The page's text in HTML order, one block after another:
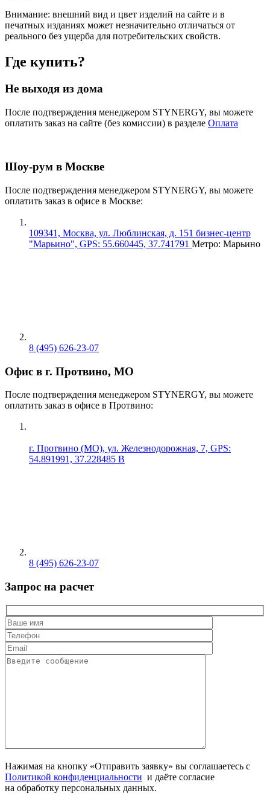
Внимание: внешний вид и цвет изделий на сайте и в
печатных изданиях может незначительно отличаться от
реального без ущерба для потребительских свойств.
Где купить?
Не выходя из дома
После подтверждения менеджером STYNERGY, вы можете
оплатить заказ на сайте (без комиссии) в разделе Оплата
Шоу-рум в Москве
После подтверждения менеджером STYNERGY, вы можете
оплатить заказ в офисе в Москве:
109341, Москва, ул. Люблинская, д. 151 бизнес-центр
"Марьино", GPS: 55.660445, 37.741791 Метро: Марьино
8 (495) 626-23-07
Офис в г. Протвино, МО
После подтверждения менеджером STYNERGY, вы можете
оплатить заказ в офисе в Протвино:
г. Протвино (МО), ул. Железнодорожная, 7, GPS:
54.891991, 37.228485 В
8 (495) 626-23-07
Запрос на расчет
Нажимая на кнопку «Отправить заявку» вы соглашаетесь с
Политикой конфиденциальности и даёте согласие
на обработку персональных данных.